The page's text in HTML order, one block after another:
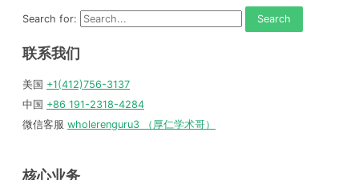
Search for:
联系我们
美国 +1(412)756-3137
中国 +86 191-2318-4284
微信客服 wholerenguru3 （厚仁学术哥）
核心业务